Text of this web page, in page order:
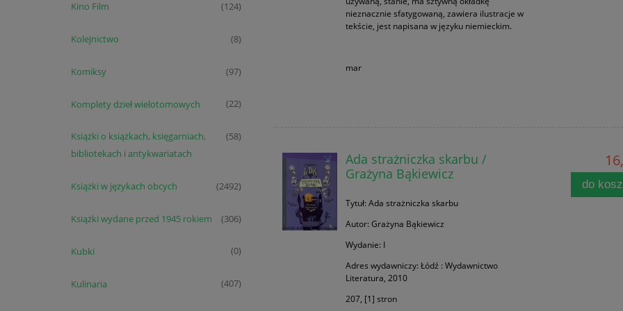
Kino Film (124)
Kolejnictwo (8)
Komiksy (97)
Komplety dzieł wielotomowych (22)
Książki o książkach, księgarniach,
bibliotekach i antykwariatach
(58)
Książki w językach obcych (2492)
Książki wydane przed 1945 rokiem (306)
Kubki (0)
Kulinaria (407)
nieznacznie sfatygowaną, zawiera ilustracje w
tekście, jest napisana w języku niemieckim.
mar
Ada strażniczka skarbu /
Grażyna Bąkiewicz
Tytuł: Ada strażniczka skarbu
Autor: Grażyna Bąkiewicz
Wydanie: I
Adres wydawniczy: Łódź : Wydawnictwo
Literatura, 2010
207, [1] stron
do